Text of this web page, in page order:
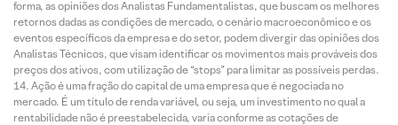
forma, as opiniões dos Analistas Fundamentalistas, que buscam os melhores
retornos dadas as condições de mercado, o cenário macroeconômico e os
eventos específicos da empresa e do setor, podem divergir das opiniões dos
Analistas Técnicos, que visam identificar os movimentos mais prováveis dos
preços dos ativos, com utilização de “stops” para limitar as possíveis perdas.
Ação é uma fração do capital de uma empresa que é negociada no
mercado. É um título de renda variável, ou seja, um investimento no qual a
rentabilidade não é preestabelecida, varia conforme as cotações de